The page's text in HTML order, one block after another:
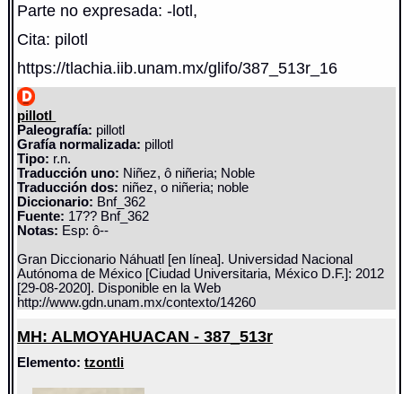
Parte no expresada: -lotl,
Cita: pilotl
https://tlachia.iib.unam.mx/glifo/387_513r_16
pillotl
Paleografía: pillotl
Grafía normalizada: pillotl
Tipo: r.n.
Traducción uno: Niñez, ô niñeria; Noble
Traducción dos: niñez, o niñeria; noble
Diccionario: Bnf_362
Fuente: 17?? Bnf_362
Notas: Esp: ô--
Gran Diccionario Náhuatl [en línea]. Universidad Nacional
Autónoma de México [Ciudad Universitaria, México D.F.]: 2012
[29-08-2020]. Disponible en la Web
http://www.gdn.unam.mx/contexto/14260
MH: ALMOYAHUACAN - 387_513r
Elemento:tzontli